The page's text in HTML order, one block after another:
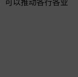
可以推动各行各业